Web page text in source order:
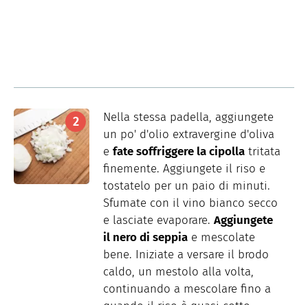
Nella stessa padella, aggiungete
un po' d'olio extravergine d'oliva
e fate soffriggere la cipolla tritata
finemente. Aggiungete il riso e
tostatelo per un paio di minuti.
Sfumate con il vino bianco secco
e lasciate evaporare. Aggiungete
il nero di seppia e mescolate
bene. Iniziate a versare il brodo
caldo, un mestolo alla volta,
continuando a mescolare fino a